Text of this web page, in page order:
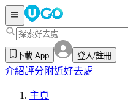
下載 App 登入/註冊
介紹評分 附近好去處
主頁